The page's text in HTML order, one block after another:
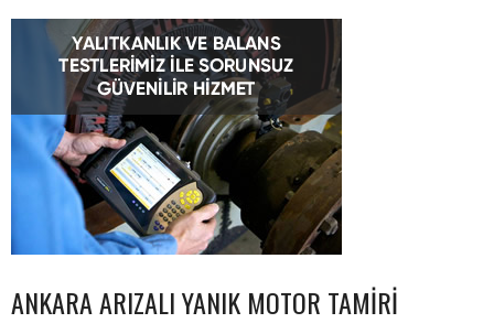
ANKARA ARIZALI YANIK MOTOR TAMIRI